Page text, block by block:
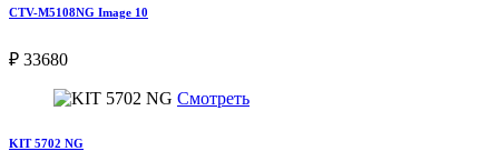
CTV-M5108NG Image 10
₽ 33680
Смотреть
KIT 5702 NG